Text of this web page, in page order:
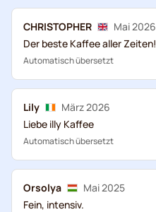
CHRISTOPHER
Mai 2026
Der beste Kaffee aller Zeiten!
Automatisch übersetzt
Lily
März 2026
Liebe illy Kaffee
Automatisch übersetzt
Orsolya
Mai 2025
Fein, intensiv.